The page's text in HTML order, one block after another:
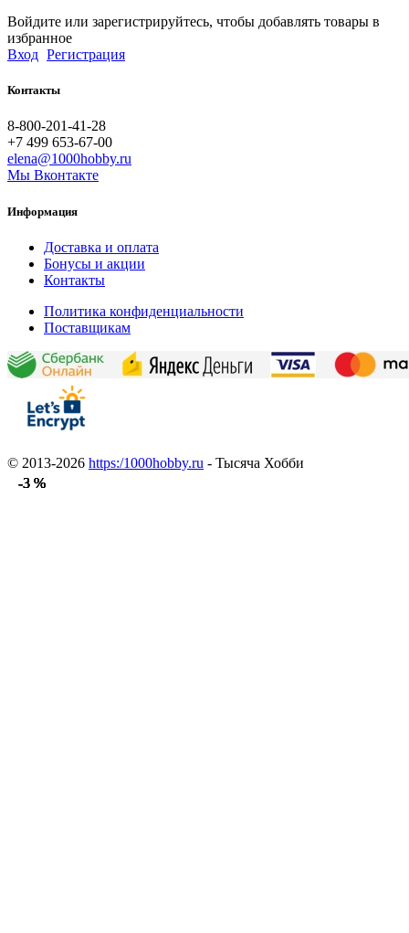
-3 %
-3 %
-3 %
-3 %
-3 %
-3 %
Войдите или зарегистрируйтесь, чтобы добавлять товары в
избранное
Вход Регистрация
Контакты
8-800-201-41-28
+7 499 653-67-00
elena@1000hobby.ru
Мы Вконтакте
Информация
Доставка и оплата
Бонусы и акции
Контакты
Политика конфиденциальности
Поставщикам
© 2013-2026 https:/1000hobby.ru - Тысяча Хобби